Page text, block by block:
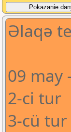
Əlaqə
09 may
2-ci tur
3-cü tur